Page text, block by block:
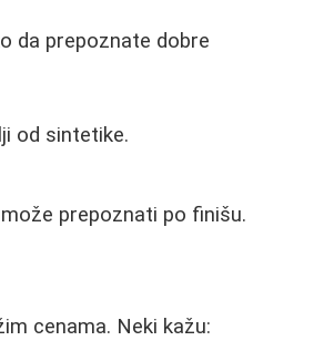
da prepoznate dobre
od sintetike.
prepoznati po finišu.
cenama. Neki kažu: